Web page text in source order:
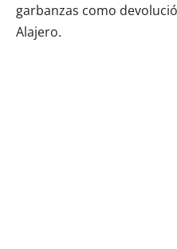
garbanzas como
Alajero.